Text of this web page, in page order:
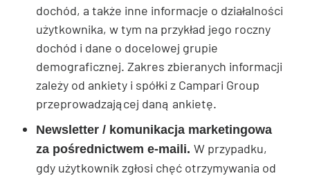
dochód, a także inne informacje o działalności
użytkownika, w tym na przykład jego roczny
dochód i dane o docelowej grupie
demograficznej. Zakres zbieranych informacji
zależy od ankiety i spółki z Campari Group
przeprowadzającej daną ankietę.
Newsletter / komunikacja marketingowa
za pośrednictwem e-maili. W przypadku,
gdy użytkownik zgłosi chęć otrzymywania od